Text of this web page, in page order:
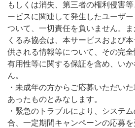
もしくは消失、第三者の権利侵害
ービスに関連して発生したユーザ
ついて、一切責任を負いません。
くるみ協会は、本サービスおよび
供される情報等について、その完全
有用性等に関する保証を含め、い
ん。
・未成年の方からご応募いただい
あったものとみなします。
・緊急のトラブルにより、システ
合、一定期間キャンペーンの応募